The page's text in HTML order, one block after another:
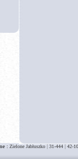
: Zielone Jabłuszko|31-444|42-